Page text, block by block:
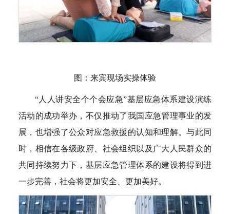
图：来宾现场实操体验
“人人讲安全个个会应急”基层应急体系建设演练
活动的成功举办，不仅推动了我国应急管理事业的发
展，也增强了公众对应急救援的认知和理解。与此同
时，相信在各级政府、社会组织以及广大人民群众的
共同持续努力下，基层应急管理体系的建设将得到进
一步完善，社会将更加安全、更加美好。